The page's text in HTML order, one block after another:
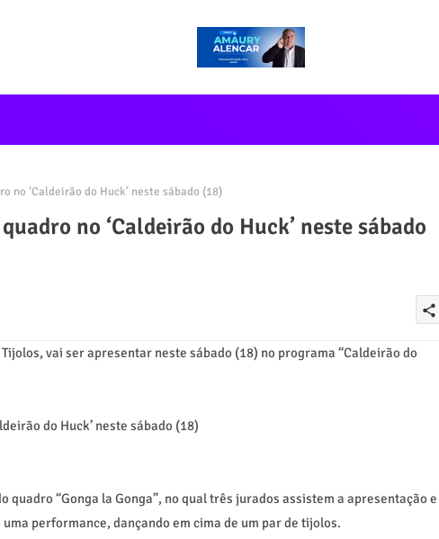
no ‘Caldeirão do Huck’ neste sábado (18)
no ‘Caldeirão do Huck’ neste sábado
share
vai ser apresentar neste sábado (18) no programa “Caldeirão do
quadro “Gonga la Gonga”, no qual três jurados assistem a apresentação e
performance, dançando em cima de um par de tijolos.